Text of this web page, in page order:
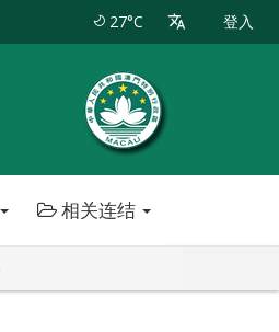
27°C 登入
相关连结